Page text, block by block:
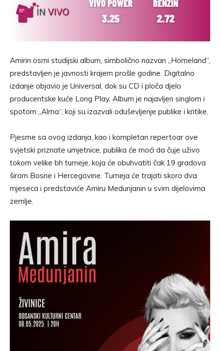
Amirin osmi studijski album, simbolično nazvan „Homeland“,
predstavljen je javnosti krajem prošle godine. Digitalno
izdanje objavio je Universal, dok su CD i ploča djelo
producentske kuće Long Play. Album je najavljen singlom i
spotom „Alma“, koji su izazvali oduševljenje publike i kritike.
Pjesme sa ovog izdanja, kao i kompletan repertoar ove
svjetski priznate umjetnice, publika će moći da čuje uživo
tokom velike bh turneje, koja će obuhvatiti čak 19 gradova
širom Bosne i Hercegovine. Turneja će trajati skoro dva
mjeseca i predstaviće Amiru Medunjanin u svim dijelovima
zemlje.